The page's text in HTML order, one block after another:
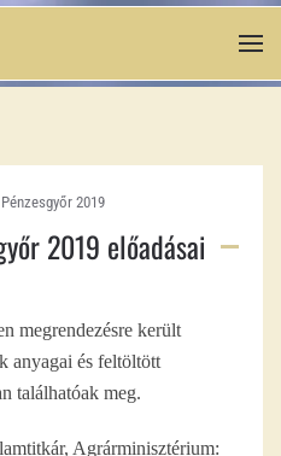
2019
2019 előadásai
megrendezésre került
anyagai és feltöltött
találhatóak meg.
Agrárminisztérium: